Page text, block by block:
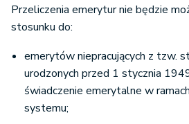
Przeliczenia emerytur nie będzie
stosunku do:
emerytów niepracujących z tzw.
urodzonych przed 1 stycznia
świadczenie emerytalne w
systemu;